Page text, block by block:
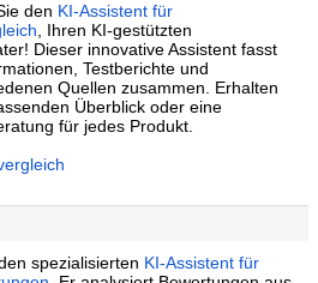
den KI-Assistent für
, Ihren KI-gestützten
Dieser innovative Assistent fasst
Testberichte und
Quellen zusammen. Erhalten
Überblick oder eine
für jedes Produkt.
spezialisierten KI-Assistent für